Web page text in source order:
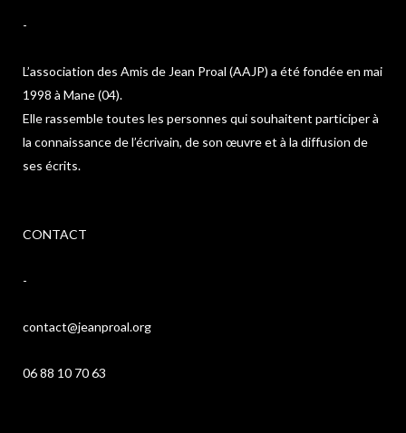
-
L’association des Amis de Jean Proal (AAJP) a été fondée en mai
1998 à Mane (04).
Elle rassemble toutes les personnes qui souhaitent participer à
la connaissance de l’écrivain, de son œuvre et à la diffusion de
ses écrits.
CONTACT
-
contact@jeanproal.org
06 88 10 70 63